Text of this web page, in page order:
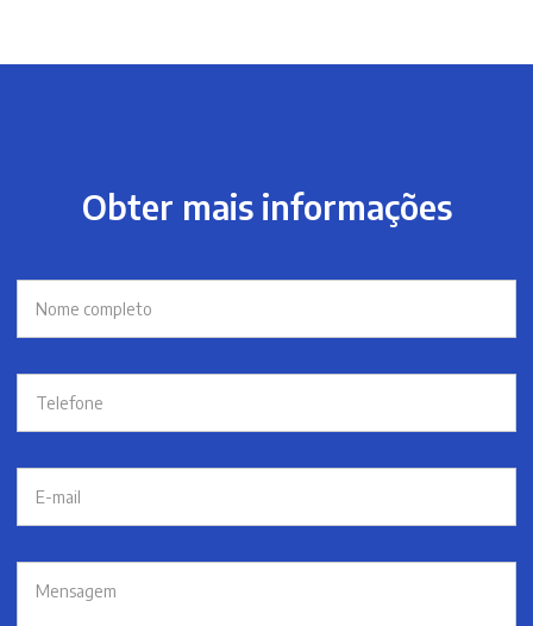
Obter mais informações